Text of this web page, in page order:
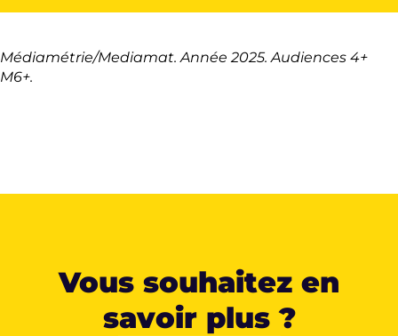
Médiamétrie/Mediamat. Année 2025. Audiences 4+
M6+.
Vous souhaitez en
savoir plus ?